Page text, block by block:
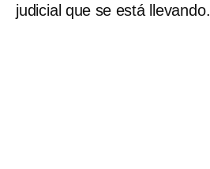
judicial que se está llevando.